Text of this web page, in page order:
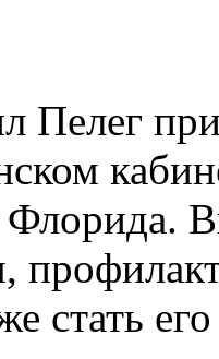
Пелег
стать